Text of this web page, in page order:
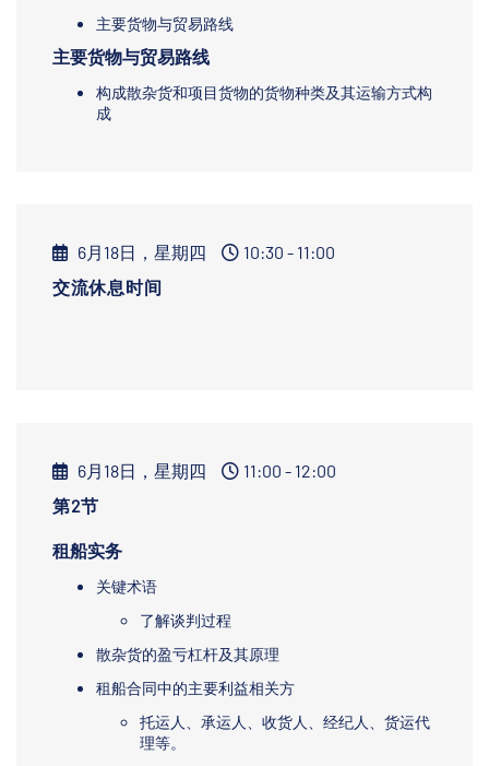
主要货物与贸易路线
主要货物与贸易路线
构成散杂货和项目货物的货物种类及其运输方式构
成
6月18日，星期四
10:30 - 11:00
交流休息时间
6月18日，星期四
11:00 - 12:00
第2节
租船实务
关键术语
了解谈判过程
散杂货的盈亏杠杆及其原理
租船合同中的主要利益相关方
托运人、承运人、收货人、经纪人、货运代
理等。